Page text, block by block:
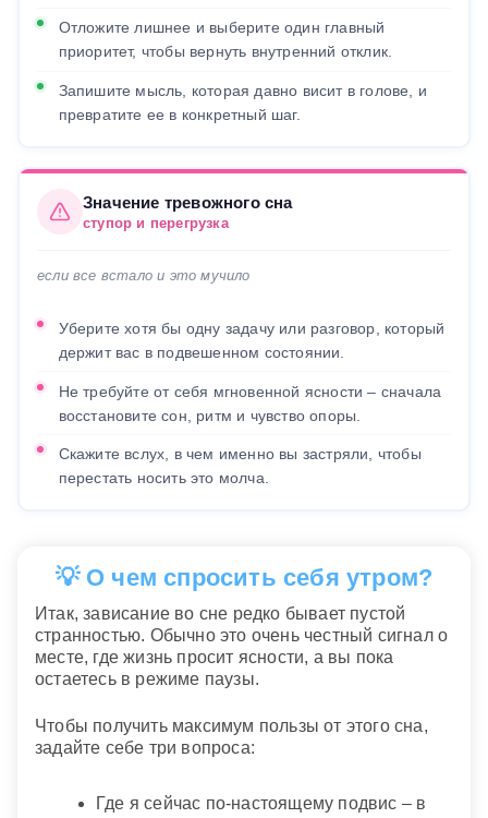
Отложите лишнее и выберите один главный
приоритет, чтобы вернуть внутренний отклик.
Запишите мысль, которая давно висит в голове, и
превратите ее в конкретный шаг.
Значение тревожного сна
ступор и перегрузка
если все встало и это мучило
Уберите хотя бы одну задачу или разговор, который
держит вас в подвешенном состоянии.
Не требуйте от себя мгновенной ясности – сначала
восстановите сон, ритм и чувство опоры.
Скажите вслух, в чем именно вы застряли, чтобы
перестать носить это молча.
💡 О чем спросить себя утром?
Итак, зависание во сне редко бывает пустой
странностью. Обычно это очень честный сигнал о
месте, где жизнь просит ясности, а вы пока
остаетесь в режиме паузы.
Чтобы получить максимум пользы от этого сна,
задайте себе три вопроса:
Где я сейчас по-настоящему подвис – в